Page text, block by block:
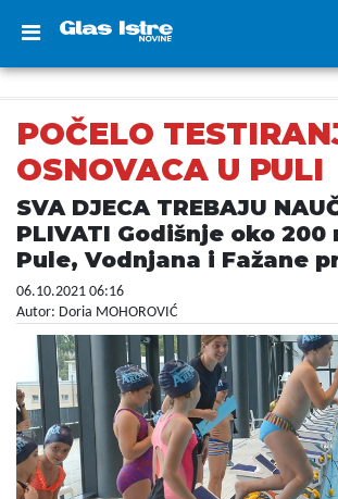
POČELO
OSNOVACA U PULI
SVA DJECA TREBAJU
PLIVATI Godišnje oko 200
Pule, Vodnjana i Fažane
06.10.2021 06:16
Autor: Doria MOHOROVIĆ